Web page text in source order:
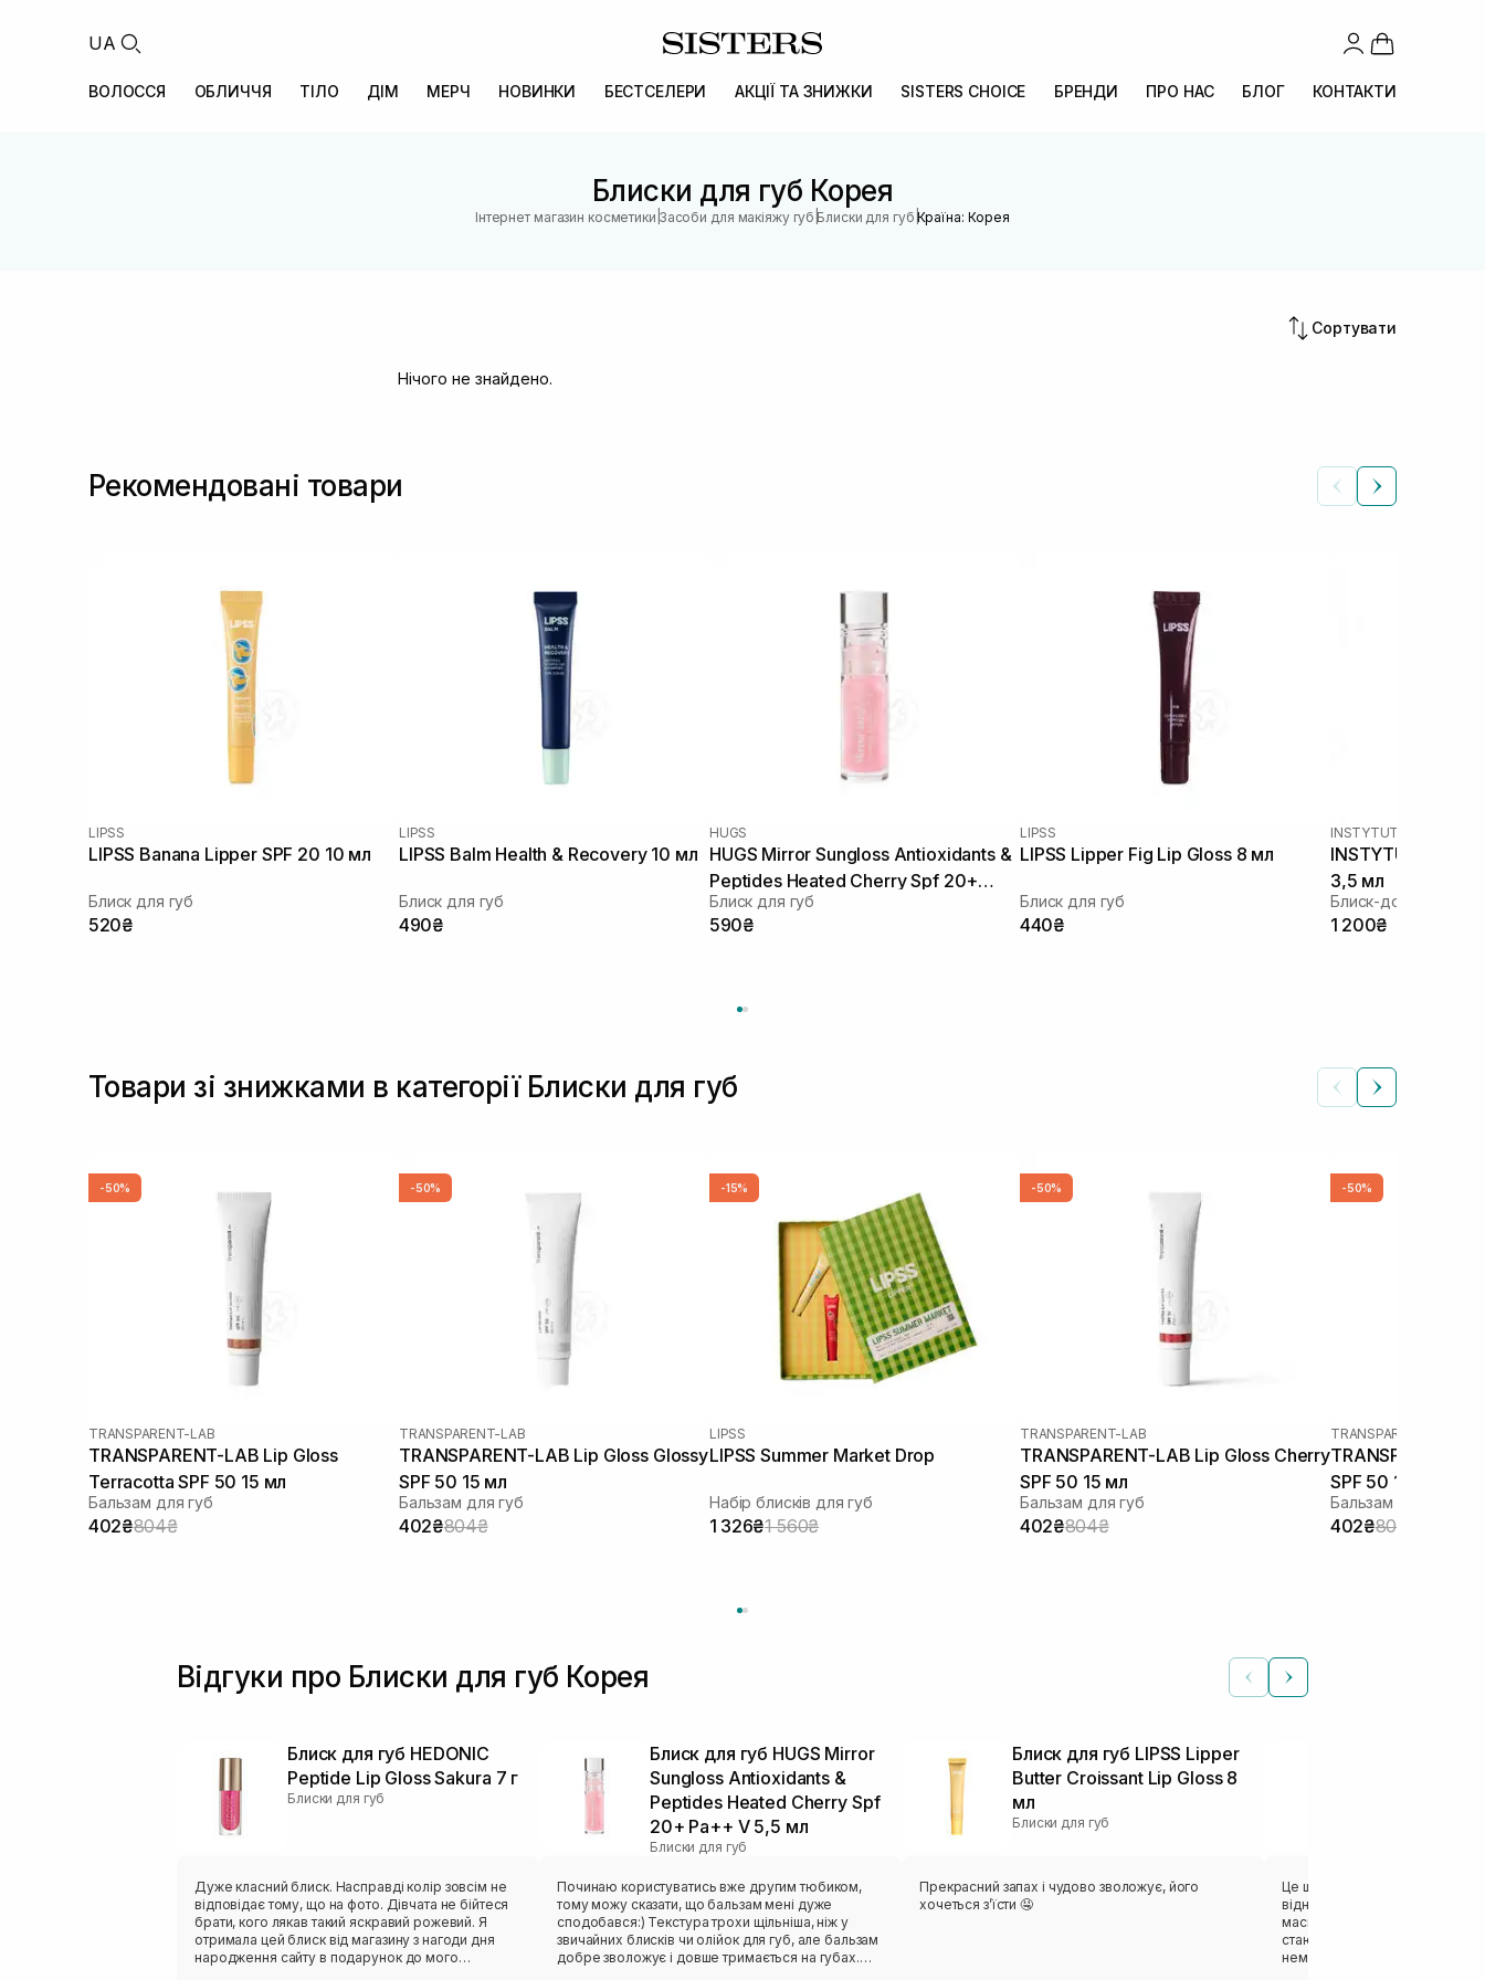
UA
ВОЛОССЯ ОБЛИЧЧЯ ТІЛО ДІМ МЕРЧ НОВИНКИ БЕСТСЕЛЕРИ АКЦІЇ ТА ЗНИЖКИ SISTERS CHOICE БРЕНДИ ПРО НАС БЛОГ КОНТАКТИ
Блиски для губ Корея
Інтернет магазин косметики |Засоби для макіяжу губ |Блиски для губ |Країна: Корея
Сортувати
Нічого не знайдено.
Рекомендовані товари
LIPSS
LIPSS Banana Lipper SPF 20 10 мл
Блиск для губ
520₴
LIPSS
LIPSS Balm Health & Recovery 10 мл
Блиск для губ
490₴
HUGS
HUGS Mirror Sungloss Antioxidants &
Peptides Heated Cherry Spf 20+
Pa++ V 5,5 мл
Блиск для губ
590₴
LIPSS
LIPSS Lipper Fig Lip Gloss 8 мл
Блиск для губ
440₴
INSTYTUTUM
INSTYTUTUM
3,5 мл
Блиск-догляд для
1 200₴
Товари зі знижками в категорії Блиски для губ
-50%
TRANSPARENT-LAB
TRANSPARENT-LAB Lip Gloss
Terracotta SPF 50 15 мл
Бальзам для губ
402₴804₴
-50%
TRANSPARENT-LAB
TRANSPARENT-LAB Lip Gloss Glossy
SPF 50 15 мл
Бальзам для губ
402₴804₴
-15%
LIPSS
LIPSS Summer Market Drop
Набір блисків для губ
1 326₴1 560₴
-50%
TRANSPARENT-LAB
TRANSPARENT-LAB Lip Gloss Cherry
SPF 50 15 мл
Бальзам для губ
402₴804₴
-50%
TRANSPARENT-LAB
TRANSPARENT-
SPF 50 15 мл
Бальзам для губ
402₴804₴
Відгуки про Блиски для губ Корея
Блиск для губ HEDONIC
Peptide Lip Gloss Sakura 7 г
Блиски для губ
Дуже класний блиск. Насправді колір зовсім не
відповідає тому, що на фото. Дівчата не бійтеся
брати, кого лякав такий яскравий рожевий. Я
отримала цей блиск від магазину з нагоди дня
народження сайту в подарунок до мого
Блиск для губ HUGS Mirror
Sungloss Antioxidants &
Peptides Heated Cherry Spf
20+ Pa++ V 5,5 мл
Блиски для губ
Починаю користуватись вже другим тюбиком,
тому можу сказати, що бальзам мені дуже
сподобався:) Текстура трохи щільніша, ніж у
звичайних блисків чи олійок для губ, але бальзам
добре зволожує і довше тримається на губах.
Блиск для губ LIPSS Lipper
Butter Croissant Lip Gloss 8
мл
Блиски для губ
Прекрасний запах і чудово зволожує, його
хочеться зʼїсти 🤤
Це щось неймовірне. Цей
відновлює губи( на ніч
маску, вдень використовую
стають гладенькими та
нема відчуття липкості.